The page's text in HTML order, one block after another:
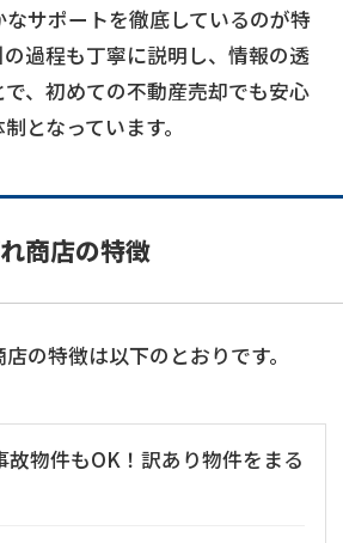
サポートを徹底しているのが特
過程も丁寧に説明し、情報の透
、初めての不動産売却でも安心
となっています。
商店の特徴
の特徴は以下のとおりです。
故物件もOK！訳あり物件をまる